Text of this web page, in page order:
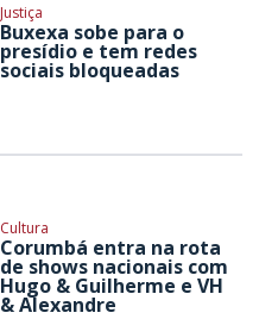
Justiça
Buxexa sobe para o
presídio e tem redes
sociais bloqueadas
Cultura
Corumbá entra na rota
de shows nacionais com
Hugo & Guilherme e VH
& Alexandre